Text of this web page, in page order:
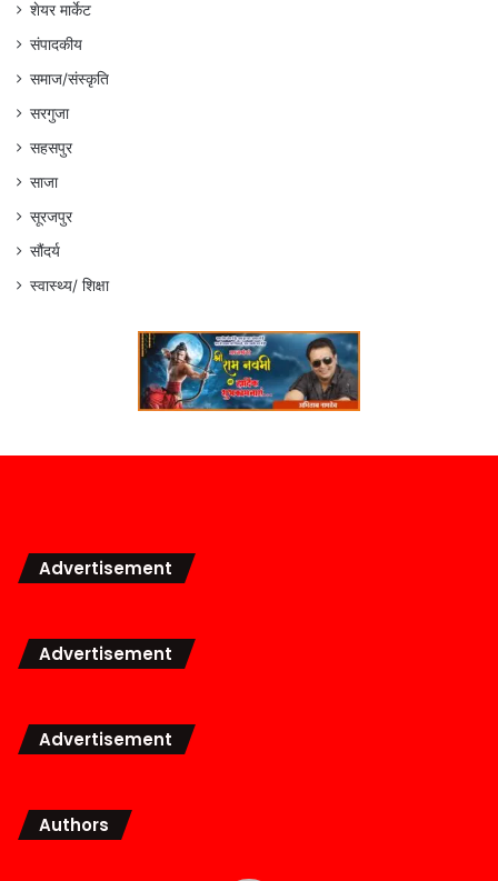
शेयर मार्केट
संपादकीय
समाज/संस्कृति
सरगुजा
सहसपुर
साजा
सूरजपुर
सौंदर्य
स्वास्थ्य/ शिक्षा
Advertisement
Advertisement
Advertisement
Authors